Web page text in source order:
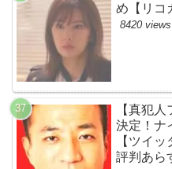
め【リコ
8420 views
【真犯
決定！ナ
【ツイ
評判あら